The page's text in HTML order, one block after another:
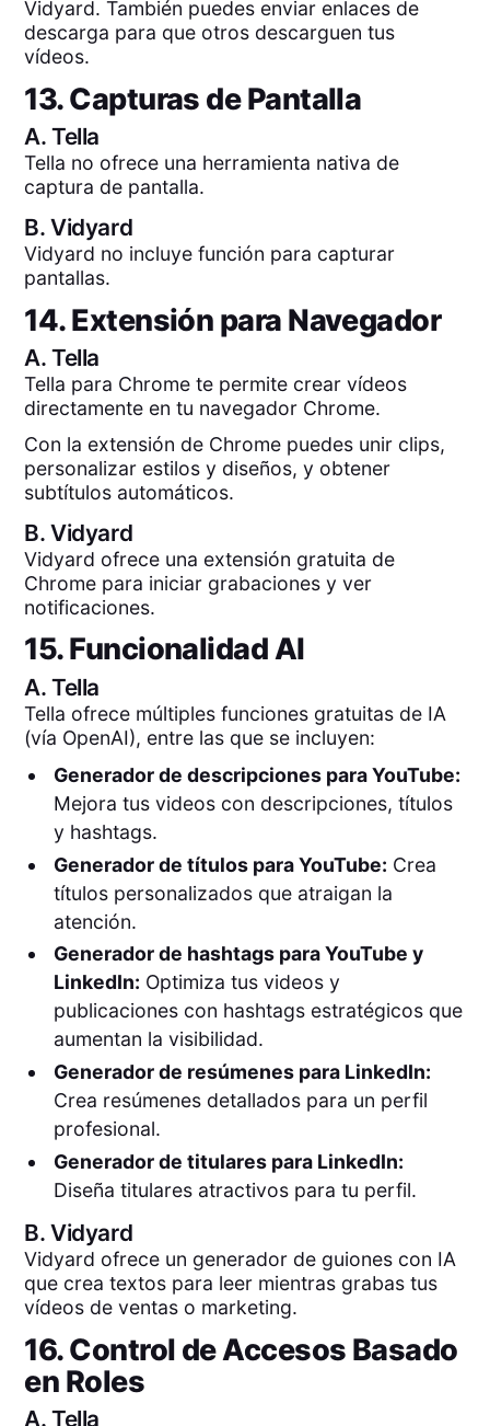
Vidyard. También puedes enviar enlaces de
descarga para que otros descarguen tus
vídeos.
13. Capturas de Pantalla
A.Tella
Tella no ofrece una herramienta nativa de
captura de pantalla.
B.Vidyard
Vidyard no incluye función para capturar
pantallas.
14. Extensión para Navegador
A.Tella
Tella para Chrome te permite crear vídeos
directamente en tu navegador Chrome.
Con la extensión de Chrome puedes unir clips,
personalizar estilos y diseños, y obtener
subtítulos automáticos.
B.Vidyard
Vidyard ofrece una extensión gratuita de
Chrome para iniciar grabaciones y ver
notificaciones.
15. Funcionalidad AI
A.Tella
Tella ofrece múltiples funciones gratuitas de IA
(vía OpenAI), entre las que se incluyen:
Generador de descripciones para YouTube:
Mejora tus videos con descripciones, títulos
y hashtags.
Generador de títulos para YouTube: Crea
títulos personalizados que atraigan la
atención.
Generador de hashtags para YouTube y
LinkedIn: Optimiza tus videos y
publicaciones con hashtags estratégicos que
aumentan la visibilidad.
Generador de resúmenes para LinkedIn:
Crea resúmenes detallados para un perfil
profesional.
Generador de titulares para LinkedIn:
Diseña titulares atractivos para tu perfil.
B.Vidyard
Vidyard ofrece un generador de guiones con IA
que crea textos para leer mientras grabas tus
vídeos de ventas o marketing.
16. Control de Accesos Basado
en Roles
A.Tella